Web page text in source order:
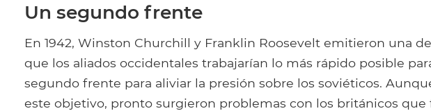
Un segundo frente
En 1942, Winston Churchill y Franklin Roosevelt emitieron una
que los aliados occidentales trabajarían lo más rápido posible
segundo frente para aliviar la presión sobre los soviéticos.
este objetivo, pronto surgieron problemas con los británicos que